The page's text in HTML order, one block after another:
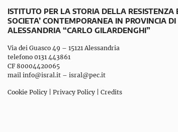
ISTITUTO PER LA STORIA DELLA RESISTENZA
SOCIETA’ CONTEMPORANEA IN PROVINCIA DI
ALESSANDRIA “CARLO GILARDENGHI”
Via dei Guasco 49 – 15121 Alessandria
telefono 0131 443861
CF 80004420065
mail info@isral.it – isral@pec.it
Cookie Policy Privacy Policy Credits